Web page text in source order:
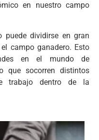
en nuestro campo
dividirse en gran
campo ganadero. Esto
en el mundo de
que socorren distintos
trabajo dentro de la